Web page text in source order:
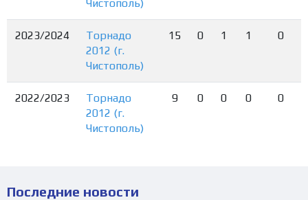
Чистополь)
2023/2024
Торнадо
2012 (г.
Чистополь)
15 0 1 1 0
2022/2023
Торнадо
2012 (г.
Чистополь)
9 0 0 0 0
Последние новости